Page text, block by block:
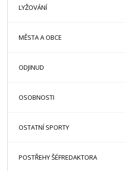
LYŽOVÁNÍ
MĚSTA A OBCE
ODJINUD
OSOBNOSTI
OSTATNÍ SPORTY
POSTŘEHY ŠÉFREDAKTORA